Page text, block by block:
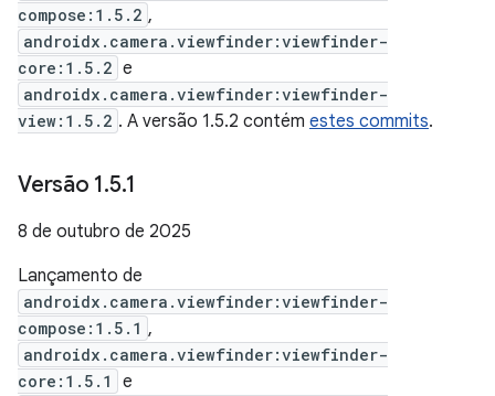
compose:1.5.2 ,
androidx.camera.viewfinder:viewfinder-
core:1.5.2 e
androidx.camera.viewfinder:viewfinder-
view:1.5.2 . A versão 1.5.2 contém estes commits.
Versão 1.5.1
8 de outubro de 2025
Lançamento de
androidx.camera.viewfinder:viewfinder-
compose:1.5.1 ,
androidx.camera.viewfinder:viewfinder-
core:1.5.1
e